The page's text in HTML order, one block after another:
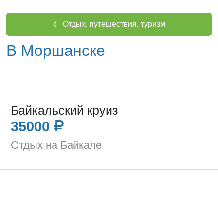
Отдых, путешествия, туризм
В Моршанске
Байкальский круиз
35000
Отдых на Байкале